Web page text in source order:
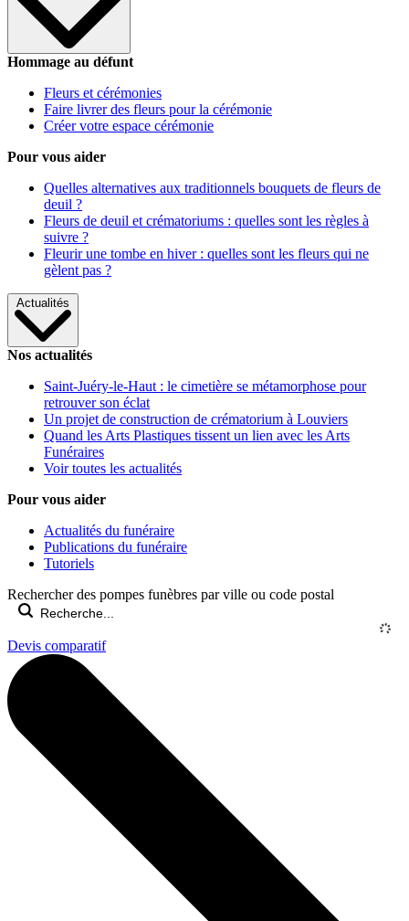
Hommage au défunt
Fleurs et cérémonies
Faire livrer des fleurs pour la cérémonie
Créer votre espace cérémonie
Pour vous aider
Quelles alternatives aux traditionnels bouquets de fleurs de
deuil ?
Fleurs de deuil et crématoriums : quelles sont les règles à
suivre ?
Fleurir une tombe en hiver : quelles sont les fleurs qui ne
gèlent pas ?
Actualités
Nos actualités
Saint-Juéry-le-Haut : le cimetière se métamorphose pour
retrouver son éclat
Un projet de construction de crématorium à Louviers
Quand les Arts Plastiques tissent un lien avec les Arts
Funéraires
Voir toutes les actualités
Pour vous aider
Actualités du funéraire
Publications du funéraire
Tutoriels
Rechercher des pompes funèbres par ville ou code postal
Devis comparatif